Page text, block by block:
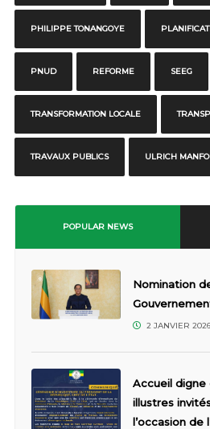
PHILIPPE TONANGOYE
PNUD REFORME SEEG
TRANSFORMATION LOCALE
TRAVAUX PUBLICS ULRICH
POPULAR NEWS
Nomination
2 JANVIER 2026
Accueil digne
illustres
l’occasion de